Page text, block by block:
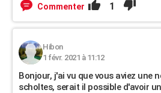
Commenter 1
Hibon
1 févr. 2021 à 11:12
Bonjour, j'ai vu que vous aviez une
scholtes, serait il possible d'avoir